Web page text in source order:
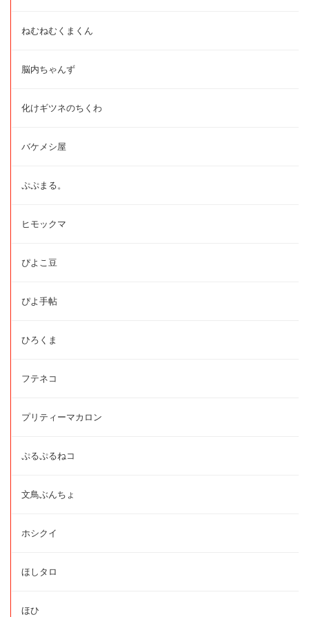
ねむねむくまくん
脳内ちゃんず
化けギツネのちくわ
バケメシ屋
ぷぷまる。
ヒモックマ
ぴよこ豆
ぴよ手帖
ひろくま
フテネコ
プリティーマカロン
ぷるぷるねコ
文鳥ぶんちょ
ホシクイ
ほしタロ
ほひ